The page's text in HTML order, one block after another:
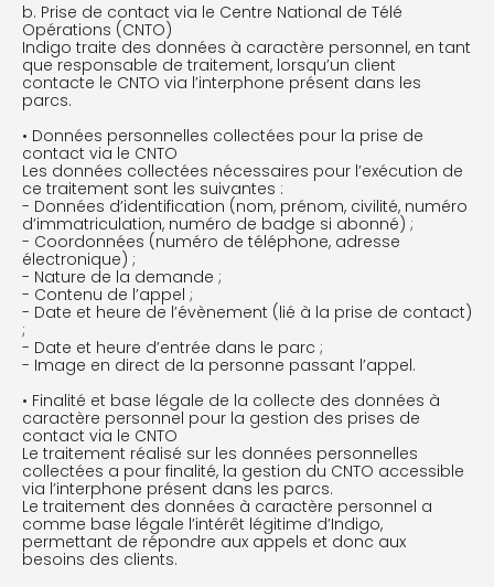
b. Prise de contact via le Centre National de Télé
Opérations (CNTO)
Indigo traite des données à caractère personnel, en tant
que responsable de traitement, lorsqu’un client
contacte le CNTO via l’interphone présent dans les
parcs.
• Données personnelles collectées pour la prise de
contact via le CNTO
Les données collectées nécessaires pour l’exécution de
ce traitement sont les suivantes :
- Données d’identification (nom, prénom, civilité, numéro
d’immatriculation, numéro de badge si abonné) ;
- Coordonnées (numéro de téléphone, adresse
électronique) ;
- Nature de la demande ;
- Contenu de l’appel ;
- Date et heure de l’évènement (lié à la prise de contact)
;
- Date et heure d’entrée dans le parc ;
- Image en direct de la personne passant l’appel.
• Finalité et base légale de la collecte des données à
caractère personnel pour la gestion des prises de
contact via le CNTO
Le traitement réalisé sur les données personnelles
collectées a pour finalité, la gestion du CNTO accessible
via l’interphone présent dans les parcs.
Le traitement des données à caractère personnel a
comme base légale l’intérêt légitime d’Indigo,
permettant de répondre aux appels et donc aux
besoins des clients.